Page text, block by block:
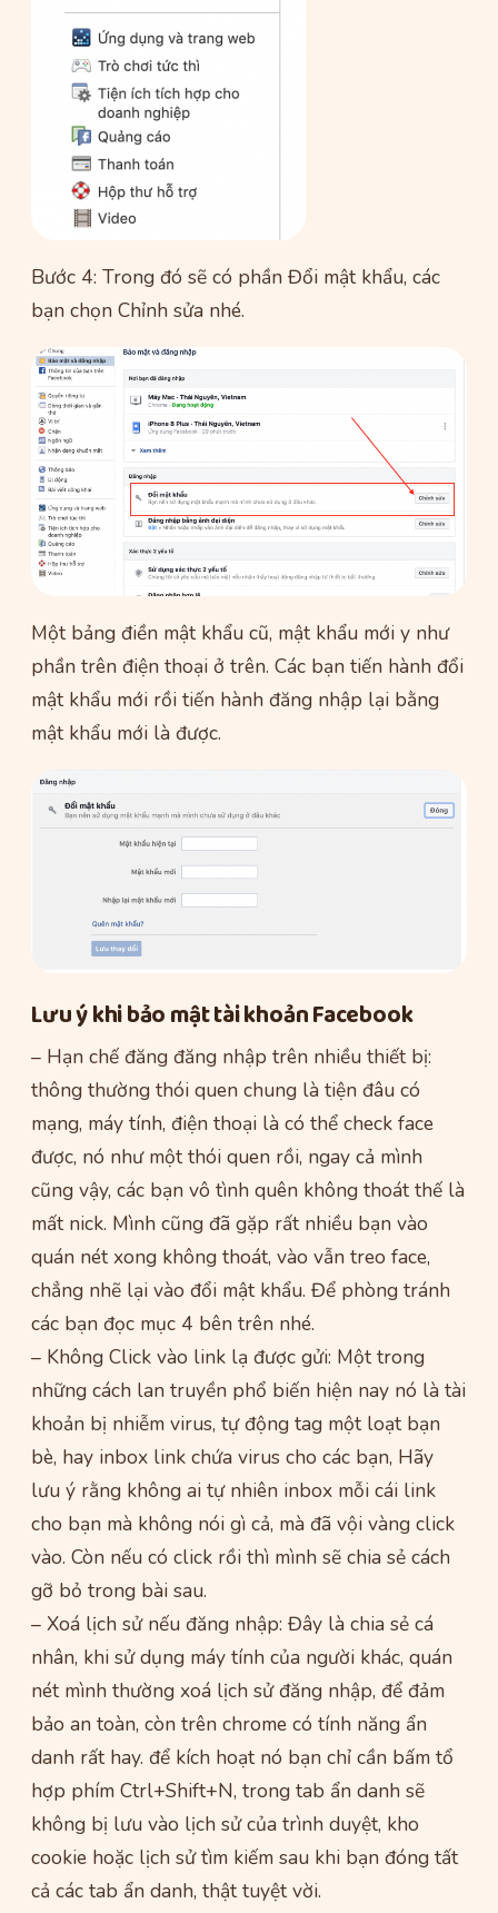
Bước 4: Trong đó sẽ có phần Đổi mật khẩu, các
bạn chọn Chỉnh sửa nhé.
Một bảng điền mật khẩu cũ, mật khẩu mới y như
phần trên điện thoại ở trên. Các bạn tiến hành đổi
mật khẩu mới rồi tiến hành đăng nhập lại bằng
mật khẩu mới là được.
Lưu ý khi bảo mật tài khoản Facebook
– Hạn chế đăng đăng nhập trên nhiều thiết bị:
thông thường thói quen chung là tiện đâu có
mạng, máy tính, điện thoại là có thể check face
được, nó như một thói quen rồi, ngay cả mình
cũng vậy, các bạn vô tình quên không thoát thế là
mất nick. Mình cũng đã gặp rất nhiều bạn vào
quán nét xong không thoát, vào vẫn treo face,
chẳng nhẽ lại vào đổi mật khẩu. Để phòng tránh
các bạn đọc mục 4 bên trên nhé.
– Không Click vào link lạ được gửi: Một trong
những cách lan truyền phổ biến hiện nay nó là tài
khoản bị nhiễm virus, tự động tag một loạt bạn
bè, hay inbox link chứa virus cho các bạn, Hãy
lưu ý rằng không ai tự nhiên inbox mỗi cái link
cho bạn mà không nói gì cả, mà đã vội vàng click
vào. Còn nếu có click rồi thì mình sẽ chia sẻ cách
gỡ bỏ trong bài sau.
– Xoá lịch sử nếu đăng nhập: Đây là chia sẻ cá
nhân, khi sử dụng máy tính của người khác, quán
nét mình thường xoá lịch sử đăng nhập, để đảm
bảo an toàn, còn trên chrome có tính năng ẩn
danh rất hay. để kích hoạt nó bạn chỉ cần bấm tổ
hợp phím Ctrl+Shift+N, trong tab ẩn danh sẽ
không bị lưu vào lịch sử của trình duyệt, kho
cookie hoặc lịch sử tìm kiếm sau khi bạn đóng tất
cả các tab ẩn danh, thật tuyệt vời.